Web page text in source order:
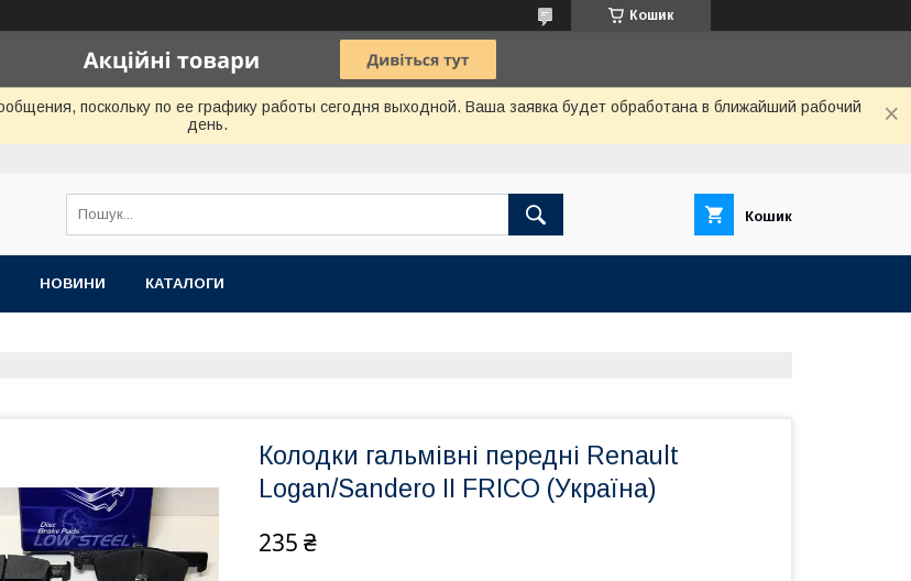
Кошик
поскольку по ее графику работы сегодня выходной. Ваша заявка будет обработана в ближайший рабочий
день.
Кошик
НОВИНИ КАТАЛОГИ
Колодки гальмівні передні Renault
Logan/Sandero II FRICO (Україна)
235 ₴